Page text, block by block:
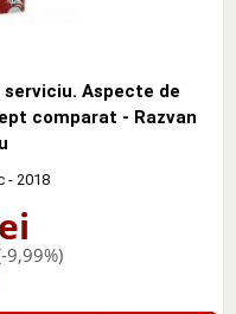
Aspecte de
comparat - Razvan
- 2018
9,99%)